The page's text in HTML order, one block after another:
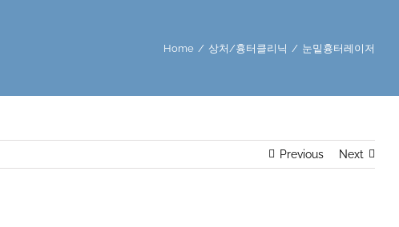
Home / 상처/흉터클리닉 / 눈밑흉터레이저
Previous Next